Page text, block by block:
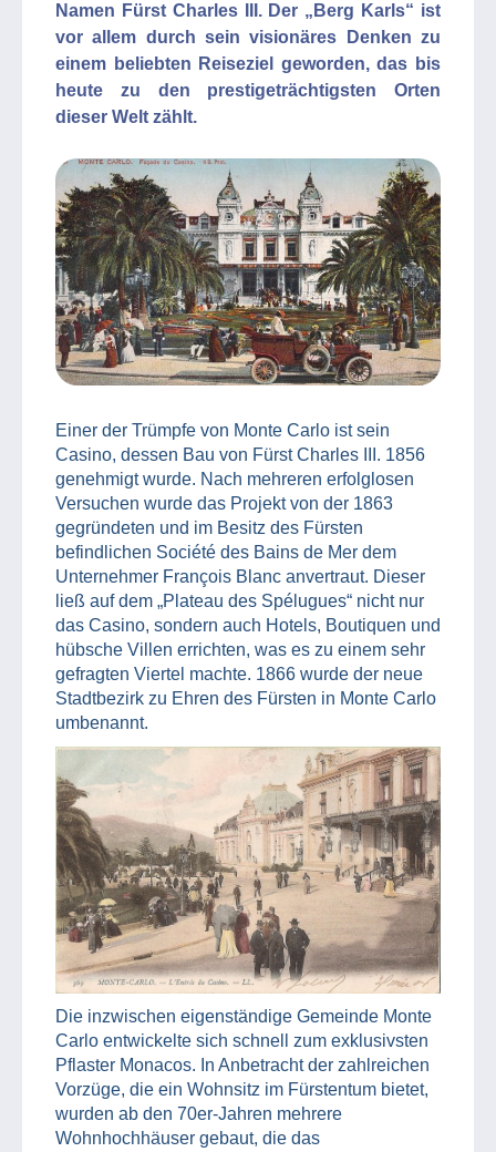
Namen Fürst Charles III. Der „Berg Karls“ ist
vor allem durch sein visionäres Denken zu
einem beliebten Reiseziel geworden, das bis
heute zu den prestigeträchtigsten Orten
dieser Welt zählt.
Einer der Trümpfe von Monte Carlo ist sein
Casino, dessen Bau von Fürst Charles III. 1856
genehmigt wurde. Nach mehreren erfolglosen
Versuchen wurde das Projekt von der 1863
gegründeten und im Besitz des Fürsten
befindlichen Société des Bains de Mer dem
Unternehmer François Blanc anvertraut. Dieser
ließ auf dem „Plateau des Spélugues“ nicht nur
das Casino, sondern auch Hotels, Boutiquen und
hübsche Villen errichten, was es zu einem sehr
gefragten Viertel machte. 1866 wurde der neue
Stadtbezirk zu Ehren des Fürsten in Monte Carlo
umbenannt.
Die inzwischen eigenständige Gemeinde Monte
Carlo entwickelte sich schnell zum exklusivsten
Pflaster Monacos. In Anbetracht der zahlreichen
Vorzüge, die ein Wohnsitz im Fürstentum bietet,
wurden ab den 70er-Jahren mehrere
Wohnhochhäuser gebaut, die das